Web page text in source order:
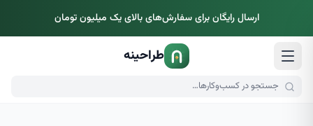
ارسال رایگان برای سفارش‌های بالای یک میلیون تومان
طراحینه